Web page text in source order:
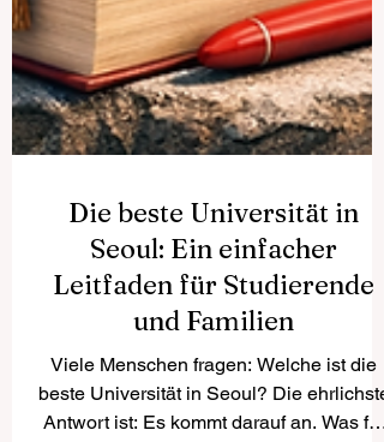
Die beste Universität in
Seoul: Ein einfacher
Leitfaden für Studierende
und Familien